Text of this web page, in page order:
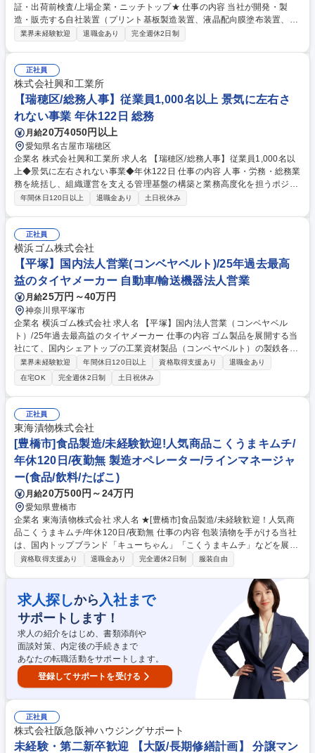
証・出荷前検査/上場企業・ニッチトップ★ 仕事の内容 当社が開発・製
造・販売する自社装置（プリント基板製造装置、液晶配向膜塗布装置、機
能性材料塗布装置など）が、製品として無事に出荷できるよう、最終段階
能検査を行います。 ■装置の組み立て 検査工程や出荷準備に伴う、装置の
一部の組み立てや調整作業 ■樹脂部品の製作 装置に組み込むための樹脂パ
ーツの加工・製作を行います。 募集職種 未経験歓迎★【福山市】装置の
品質保証・出荷前検査/上場企業・ニッチトップ★
業界未経験歓迎 退職金あり 完全週休2日制
正社員
株式会社興和工業所
【瑞穂区/総務人事】従業員1,000名以上 景気に左右さ
れない事業 年休122日 総務
月給20万4050円以上
愛知県名古屋市瑞穂区
企業名 株式会社興和工業所 求人名 【瑞穂区/総務人事】従業員1,000名以
上◆景気に左右されない事業◆年休122日 仕事の内容 人事・労務・総務業
務を統括し、組織運営を支える管理基盤の構築と業務高度化を担うポジシ
ョンです。入社後のメイン業務としては新入社員教育・オンボーディン
管理、社会保険対応等の労務管理全般に加え、就業規則整備や人事制度運
用、評価制度改善を推進。株主総会・取締役会運営補助、契約書管理、フ
ァシリティ管理など総務領域も担当し、業務効率化と内部統制強化をリー
ドしていただきます。 【業務の変更の範囲】当社業務全般 募集職種 【瑞
穂区/総務人事】従業員1,000名以上◆景気に左右されない事業◆年休122
日
年間休日120日以上 退職金あり 土日祝休み
正社員
横浜ゴム株式会社
【平塚】国内法人営業(コンベヤベルト)/25年過去最高
益のタイヤメーカー 自動車/輸送機器法人営業
月給25万円～40万円
神奈川県平塚市
企業名 横浜ゴム株式会社 求人名 【平塚】国内法人営業（コンベヤベル
ト）/25年過去最高益のタイヤメーカー 仕事の内容 ゴム製品を展開する当
社にて、国内シェアトップの工業資材製品（コンベヤベルト）の製鉄各
社、資源会社、電力会社等への法人営業を担って頂きます。 ■国内子会社/
代理店と協業での営業活動の推進、見積もり等入札書類作成、受注後の社
内オーダー展開、生産・出荷・売上管理、技術と協業での出荷後の顧客サ
ポートまでの一連を担当 ■販売予算作成や中長期の計画策定、予実管理な
ど営業企画業務 ■海外はアジア・オセアニア・米州・中東など向けに展開
募集職種 【平塚】国内法人営業（コンベヤベルト）/25年過去最高益のタ
イヤメーカー
業界未経験歓迎 年間休日120日以上 資格取得支援あり
退職金あり
在宅OK
完全週休2日制 土日祝休み
正社員
東海漬物株式会社
[豊橋市]食品製造/未経験歓迎!人気商品こくうまキムチ/
年休120日/夜勤無 製造オペレーター/ラインマネージャ
ー(食品/飲料/たばこ)
月給20万500円～24万円
愛知県豊橋市
企業名 東海漬物株式会社 求人名 ★[豊橋市]食品製造/未経験歓迎！人気商
品こくうまキムチ/年休120日/夜勤無 仕事の内容 包装漬物を手がける当社
は、国内トップブランド「キューちゃん」「こくうまキムチ」などを展
開。そんな当社において、製造業務、出荷予測に基づき生産計画を立て、
作成 ・原材料及び資材の発注 ・スタッフへの製造工程指導・教育 ・日報
の作成 ・５Ｓ活動の推進/安全衛生活動の推進 募集職種 ★[豊橋市]食品製
造/未経験歓迎！人気商品こくうまキムチ/年休120日/夜勤無
資格取得支援あり 退職金あり 完全週休2日制 服装自由
求人探しから 入社まで
サポートします！
求人の紹介をはじめ、書類添削や
面談対策、内定後の手続きまで
あなたの転職活動をサポートします。
登録してサポートを受ける
正社員
株式会社阪急阪神ハウジングサポート
未経験・第二新卒歓迎 【大阪/長期修繕計画】 分譲マン